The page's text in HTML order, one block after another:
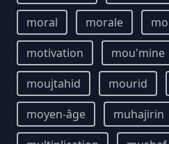
moral
morale
motivation
mou'mine
moujtahid
mourid
moyen-âge
muhajirin